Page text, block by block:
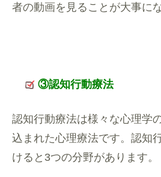
者の動画を見ることが大事に
③認知行動療法
認知行動療法は様々な心理学
込まれた心理療法です。認知
けると3つの分野があります。